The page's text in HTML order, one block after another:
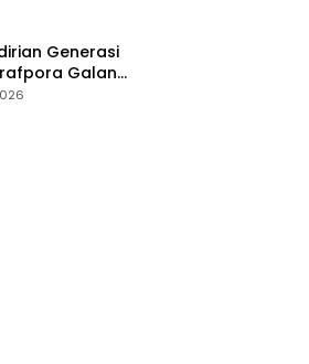
Generasi
Galang
Para Aleg